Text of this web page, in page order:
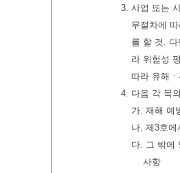
3. 사업 또는
무절차에
를 할 것.
라 위험성
따라 유해
4. 다음 각 목
가. 재해 예
나. 제3호
다. 그 밖에
사항